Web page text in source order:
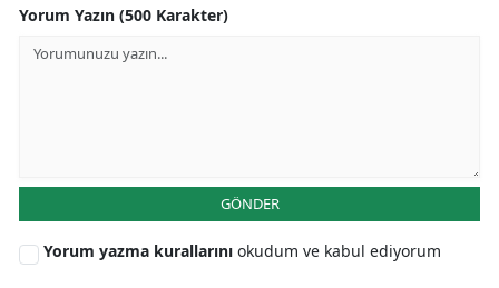
Yorum Yazın (500 Karakter)
GÖNDER
Yorum yazma kurallarını okudum ve kabul ediyorum